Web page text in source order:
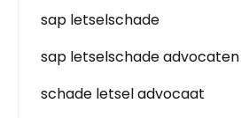
sap letselschade
sap letselschade advocaten
schade letsel advocaat